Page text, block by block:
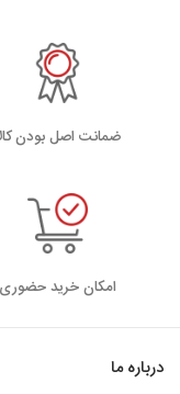
ضمانت اصل بودن
امکان خرید حضوری
درباره ما